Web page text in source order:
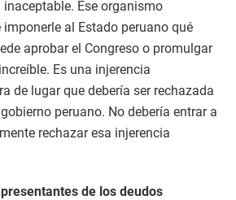
Ese organismo
al Estado peruano qué
aprobar el Congreso o promulgar
Es una injerencia
de lugar que debería ser rechazada
peruano. No debería entrar a
rechazar esa injerencia
de los deudos